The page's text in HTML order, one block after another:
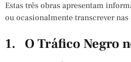
Estas três obras apresentam
ou ocasionalmente transcrever nas
1. O Tráfico Negro